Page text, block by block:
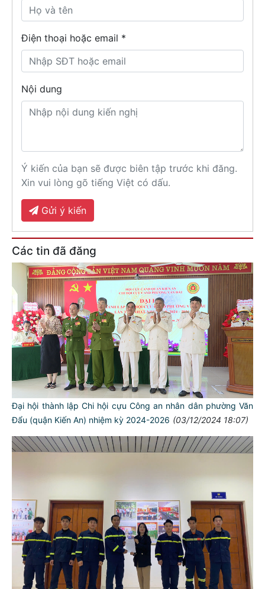
Điện thoại hoặc email *
Nội dung
Ý kiến của bạn sẽ được biên tập trước khi đăng.
Xin vui lòng gõ tiếng Việt có dấu.
Gửi ý kiến
Các tin đã đăng
Đại hội thành lập Chi hội cựu Công an nhân dân phường Văn
Đẩu (quận Kiến An) nhiệm kỳ 2024-2026 (03/12/2024 18:07)